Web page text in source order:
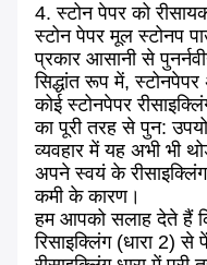
4. स्टोन पेपर को
स्टोन पेपर मूल स्टोनप
प्रकार आसानी से
सिद्धांत रूप में,
कोई स्टोनपेपर
का पूरी तरह से पुन:
व्यवहार में यह अभी भी
अपने स्वयं के रीसाइक्लिंग
कमी के कारण।
हम आपको सलाह देते हैं
रिसाइक्लिंग (धारा 2)